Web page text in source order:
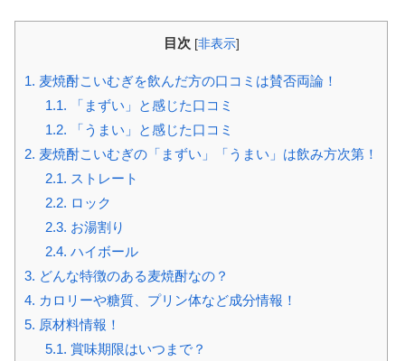
目次 [非表示]
1. 麦焼酎こいむぎを飲んだ方の口コミは賛否両論！
1.1. 「まずい」と感じた口コミ
1.2. 「うまい」と感じた口コミ
2. 麦焼酎こいむぎの「まずい」「うまい」は飲み方次第！
2.1. ストレート
2.2. ロック
2.3. お湯割り
2.4. ハイボール
3. どんな特徴のある麦焼酎なの？
4. カロリーや糖質、プリン体など成分情報！
5. 原材料情報！
5.1. 賞味期限はいつまで？